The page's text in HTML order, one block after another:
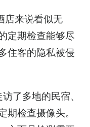
店来说看似无
定期检查能够尽
住客的隐私被侵
了多地的民宿、
期检查摄像头。